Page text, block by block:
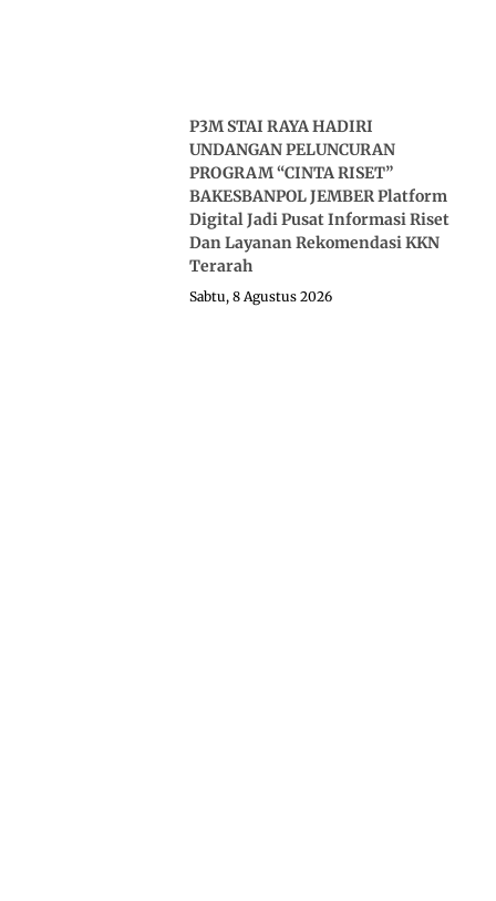
P3M STAI RAYA HADIRI
UNDANGAN PELUNCURAN
PROGRAM “CINTA RISET”
BAKESBANPOL JEMBER Platform
Digital Jadi Pusat Informasi Riset
Dan Layanan Rekomendasi KKN
Terarah
Sabtu, 8 Agustus 2026